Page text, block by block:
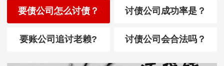
要债公司怎么讨债？ 讨债公司成功率是？
要账公司追讨老赖? 讨债公司会合法吗？